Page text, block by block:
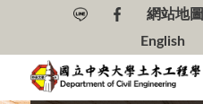
網站地圖
English